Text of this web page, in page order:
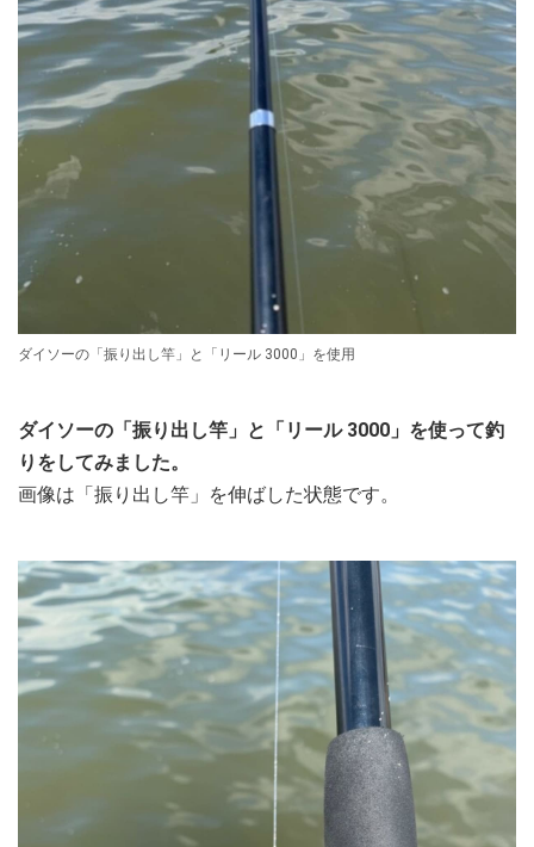
ダイソーの「振り出し竿」と「リール 3000」を使用
ダイソーの「振り出し竿」と「リール 3000」を使って釣
りをしてみました。
画像は「振り出し竿」を伸ばした状態です。